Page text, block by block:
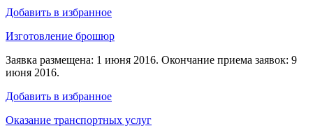
Добавить в избранное
Изготовление брошюр
Заявка размещена: 1 июня 2016. Окончание приема заявок: 9
июня 2016.
Добавить в избранное
Оказание транспортных услуг